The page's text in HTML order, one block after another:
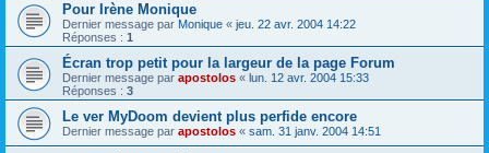
Pour Irène Monique
Dernier message par Monique « jeu. 22 avr. 2004 14:22
Réponses : 1
Écran trop petit pour la largeur de la page Forum
Dernier message par apostolos « lun. 12 avr. 2004 15:33
Réponses : 3
Le ver MyDoom devient plus perfide encore
Dernier message par apostolos « sam. 31 janv. 2004 14:51